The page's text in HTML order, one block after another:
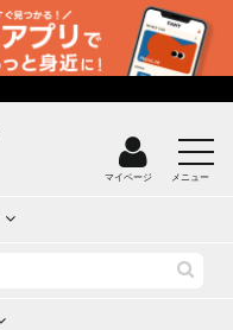
マイページ メニュー